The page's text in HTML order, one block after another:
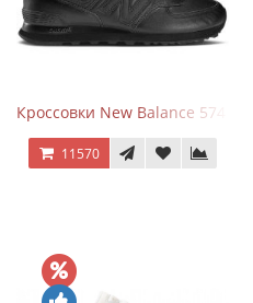
Кроссовки New Balance 574
11570